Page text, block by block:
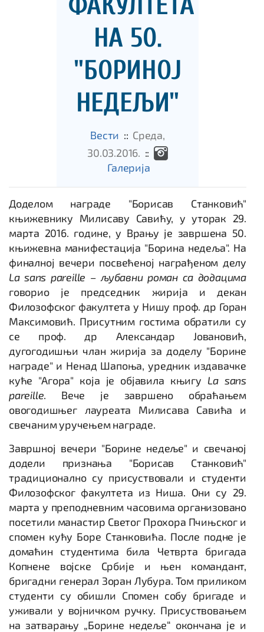
НА 50.
"БОРИНОЈ
НЕДЕЉИ"
Вести :: Среда,
30.03.2016. ::
Галеријa
Доделом награде "Борисав Станковић"
књижевнику Милисаву Савићу, у уторак 29.
марта 2016. године, у Врању је завршена 50.
књижевна манифестација "Борина недеља". На
финалној вечери посвећеној награђеном делу
La sans pareille – љубавни роман са додацима
говорио је председник жирија и декан
Филозофског факултета у Нишу проф. др Горан
Максимовић. Присутним гостима обратили су
се проф. др Александар Јовановић,
дугогодишњи члан жирија за доделу "Борине
награде" и Ненад Шапоња, уредник издавачке
куће "Агора" која је објавила књигу La sans
pareille. Вече је завршено обраћањем
овогодишњег лауреата Милисава Савића и
свечаним уручењем награде.
Завршној вечери "Борине недеље" и свечаној
додели признања "Борисав Станковић"
традиционално су присуствовали и студенти
Филозофског факултета из Ниша. Они су 29.
марта у преподневним часовима организовано
посетили манастир Светог Прохора Пчињског и
спомен кућу Боре Станковића. После подне је
домаћин студентима била Четврта бригада
Копнене војске Србије и њен командант,
бригадни генерал Зоран Лубура. Том приликом
студенти су обишли Спомен собу бригаде и
уживали у војничком ручку. Присуствовањем
на затварању „Борине недеље“ окончана је и